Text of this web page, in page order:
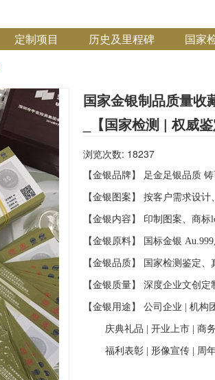
定制项目 历史及里程碑 国家
国家金银制品质量收
_【国家检测 | 权威鉴
浏览次数: 18237
【金银品牌】 足金足银品质
【金银图案】 按客户需求设
【金银内容】 印制图案、商标
【金银原料】 国标金银 Au.999
【金银品质】 国家检测鉴定、
【金银质量】 深度企业文创
【金银用途】 公司企业 机构
庆典礼品 开业上市 商
福利表彰 形像宣传 周